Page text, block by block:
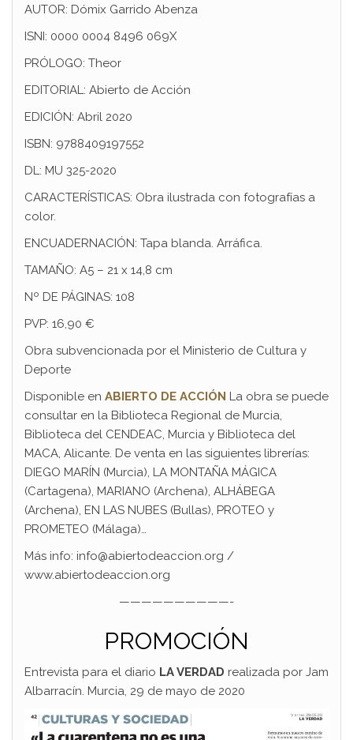
AUTOR: Dómix Garrido Abenza
ISNI: 0000 0004 8496 069X
PRÓLOGO: Theor
EDITORIAL: Abierto de Acción
EDICIÓN: Abril 2020
ISBN: 9788409197552
DL: MU 325-2020
CARACTERÍSTICAS: Obra ilustrada con fotografías a
color.
ENCUADERNACIÓN: Tapa blanda. Arráfica.
TAMAÑO: A5 – 21 x 14,8 cm
Nº DE PÁGINAS: 108
PVP: 16,90 €
Obra subvencionada por el Ministerio de Cultura y
Deporte
Disponible en ABIERTO DE ACCIÓN La obra se puede
consultar en la Biblioteca Regional de Murcia,
Biblioteca del CENDEAC, Murcia y Biblioteca del
MACA, Alicante. De venta en las siguientes librerías:
DIEGO MARÍN (Murcia), LA MONTAÑA MÁGICA
(Cartagena), MARIANO (Archena), ALHÁBEGA
(Archena), EN LAS NUBES (Bullas), PROTEO y
PROMETEO (Málaga)…
Más info: info@abiertodeaccion.org /
www.abiertodeaccion.org
——————————-
PROMOCIÓN
Entrevista para el diario LA VERDAD realizada por Jam
Albarracín. Murcia, 29 de mayo de 2020